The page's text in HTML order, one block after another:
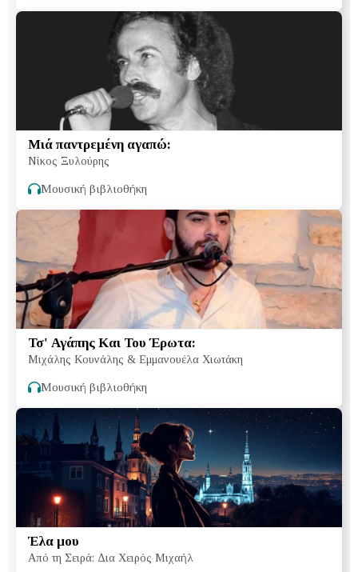
Μιά παντρεμένη αγαπώ:
Νίκος Ξυλούρης
Μουσική βιβλιοθήκη
Τσ' Αγάπης Και Του Έρωτα:
Μιχάλης Κουνάλης & Εμμανουέλα Χιωτάκη
Μουσική βιβλιοθήκη
Έλα μου
Από τη Σειρά: Δια Χειρός Μιχαήλ